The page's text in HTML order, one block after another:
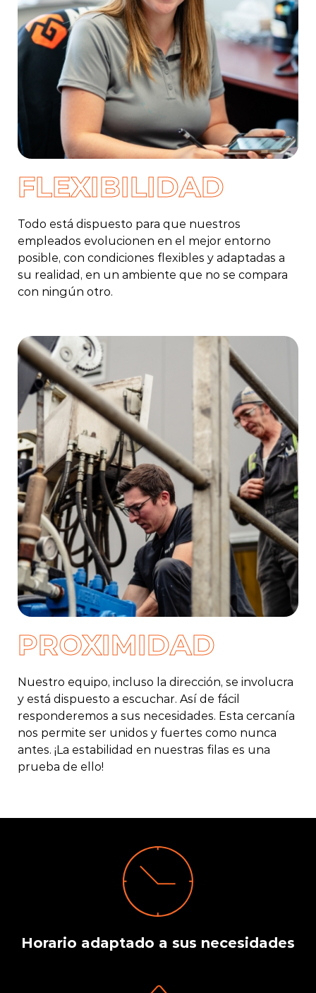
FLEXIBILIDAD
Todo está dispuesto para que nuestros
empleados evolucionen en el mejor entorno
posible, con condiciones flexibles y adaptadas a
su realidad, en un ambiente que no se compara
con ningún otro.
PROXIMIDAD
Nuestro equipo, incluso la dirección, se involucra
y está dispuesto a escuchar. Así de fácil
responderemos a sus necesidades. Esta cercanía
nos permite ser unidos y fuertes como nunca
antes. ¡La estabilidad en nuestras filas es una
prueba de ello!
Horario adaptado a sus necesidades